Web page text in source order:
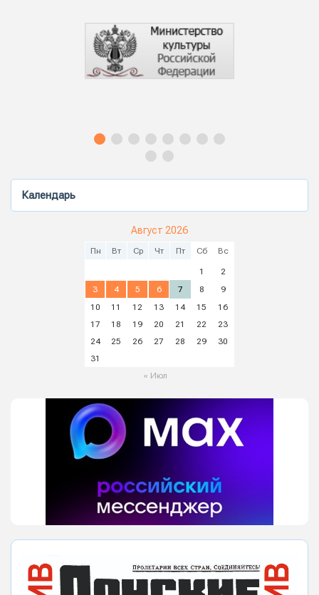
Календарь
Август 2026
Пн Вт Ср Чт Пт Сб Вс
1
2
3
4 5 6 7 8
9
10
11 12 13 14 15
16
17
18 19 20 21 22
23
24
25 26 27 28 29
30
31
« Июл